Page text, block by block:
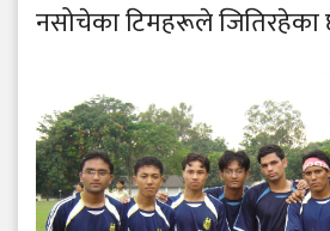
नसोचेका टिमहरूले जितिरहेका